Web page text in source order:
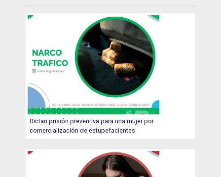
Dictan prisión preventiva para una mujer por
comercialización de estupefacientes